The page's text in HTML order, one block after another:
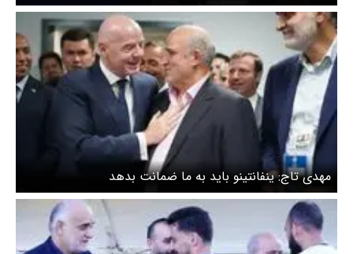
مهدی تاج: ینفانتینو باید به ما ضمانت بدهد